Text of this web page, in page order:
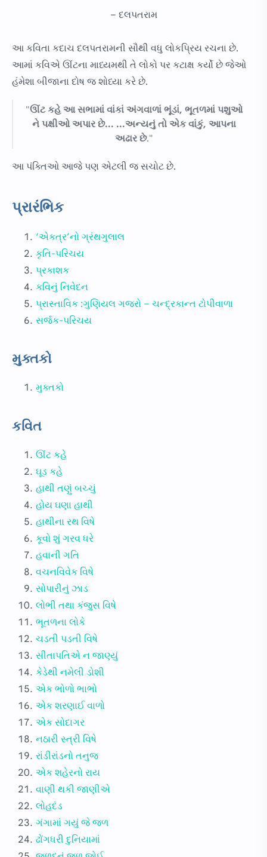
– દલપતરામ
આ કવિતા કદાચ દલપતરામની સૌથી વધુ લોકપ્રિય રચના છે.
આમાં કવિએ ઊંટના માધ્યમથી તે લોકો પર કટાક્ષ કર્યો છે જેઓ
હંમેશા બીજાના દોષ જ શોધ્યા કરે છે.
"ઊંટ કહે આ સભામાં વાંકાં અંગવાળાં ભૂંડાં, ભૂતળમાં પશુઓ
ને પક્ષીઓ અપાર છે... ...અન્યનું તો એક વાંકું, આપના
અઢાર છે."
આ પંક્તિઓ આજે પણ એટલી જ સચોટ છે.
પ્રારંભિક
‘એકત્ર’નો ગ્રંથગુલાલ
કૃતિ-પરિચય
પ્રકાશક
કવિનું નિવેદન
પ્રાસ્તાવિક :ગુણિયલ ગજરો – ચન્દ્રકાન્ત ટોપીવાળા
સર્જક-પરિચય
મુક્તકો
મુક્તકો
કવિત
ઊંટ કહે
ઘૂડ કહે
હાથી તણું બચ્ચું
હોય ઘણા હાથી
હાથીના રથ વિષે
કૂવો શું ગરવ ધરે
હવાની ગતિ
વચનવિવેક વિષે
સોપારીનું ઝાડ
લોભી તથા કંજુસ વિષે
ભૂતળના લોકે
ચડતી પડતી વિષે
સીતાપતિએ ન જાણ્યું
કેડેથી નમેલી ડોશી
એક ભોળો ભાભો
એક શરણાઈ વાળો
એક સોદાગર
નઠારી સ્ત્રી વિષે
રાંડીરાંડનો તનુજ
એક શહેરનો રાય
વાણી થકી જાણીએ
લોહદંડ
ગંગામાં ગયું જે જળ
ઢોંગધરી દુનિયામાં